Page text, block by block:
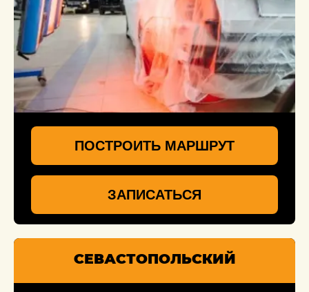
ПОСТРОИТЬ МАРШРУТ
ЗАПИСАТЬСЯ
СЕВАСТОПОЛЬСКИЙ